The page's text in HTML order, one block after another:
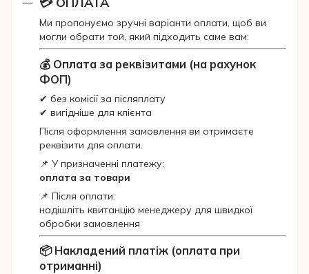
Ми пропонуємо зручні варіанти оплати, щоб ви
могли обрати той, який підходить саме вам:
💰 Оплата за реквізитами (на рахунок
ФОП)
✔ без комісії за післяплату
✔ вигідніше для клієнта
Після оформлення замовлення ви отримаєте
реквізити для оплати.
📌 У призначенні платежу:
оплата за товари
📌 Після оплати:
надішліть квитанцію менеджеру для швидкої
обробки замовлення
📦 Накладений платіж (оплата при
отриманні)